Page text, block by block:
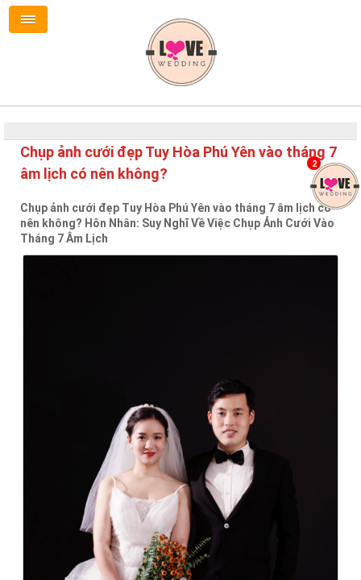
Chụp ảnh cưới đẹp Tuy Hòa Phú Yên vào tháng 7
âm lịch có nên không?
Chụp ảnh cưới đẹp Tuy Hòa Phú Yên vào tháng 7 âm lịch có
nên không? Hôn Nhân: Suy Nghĩ Về Việc Chụp Ảnh Cưới Vào
Tháng 7 Âm Lịch
2